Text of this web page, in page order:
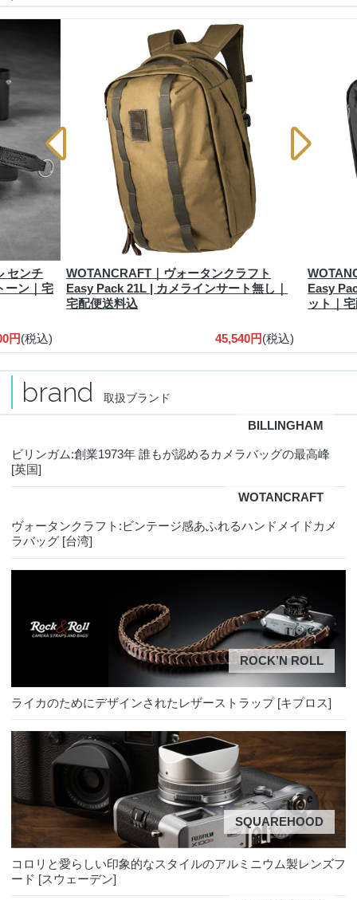
センチ
ーン｜宅
円(税込)
WOTANCRAFT｜ヴォータンクラフト
Easy Pack 21L | カメラインサート無し｜
宅配便送料込
45,540円(税込)
Easy
ット｜
brand 取扱ブランド
BILLINGHAM
ビリンガム:創業1973年 誰もが認めるカメラバッグの最高峰
[英国]
WOTANCRAFT
ヴォータンクラフト:ビンテージ感あふれるハンドメイドカメ
ラバッグ [台湾]
ROCK’N ROLL
ライカのためにデザインされたレザーストラップ [キプロス]
SQUAREHOOD
コロリと愛らしい印象的なスタイルのアルミニウム製レンズフ
ード [スウェーデン]